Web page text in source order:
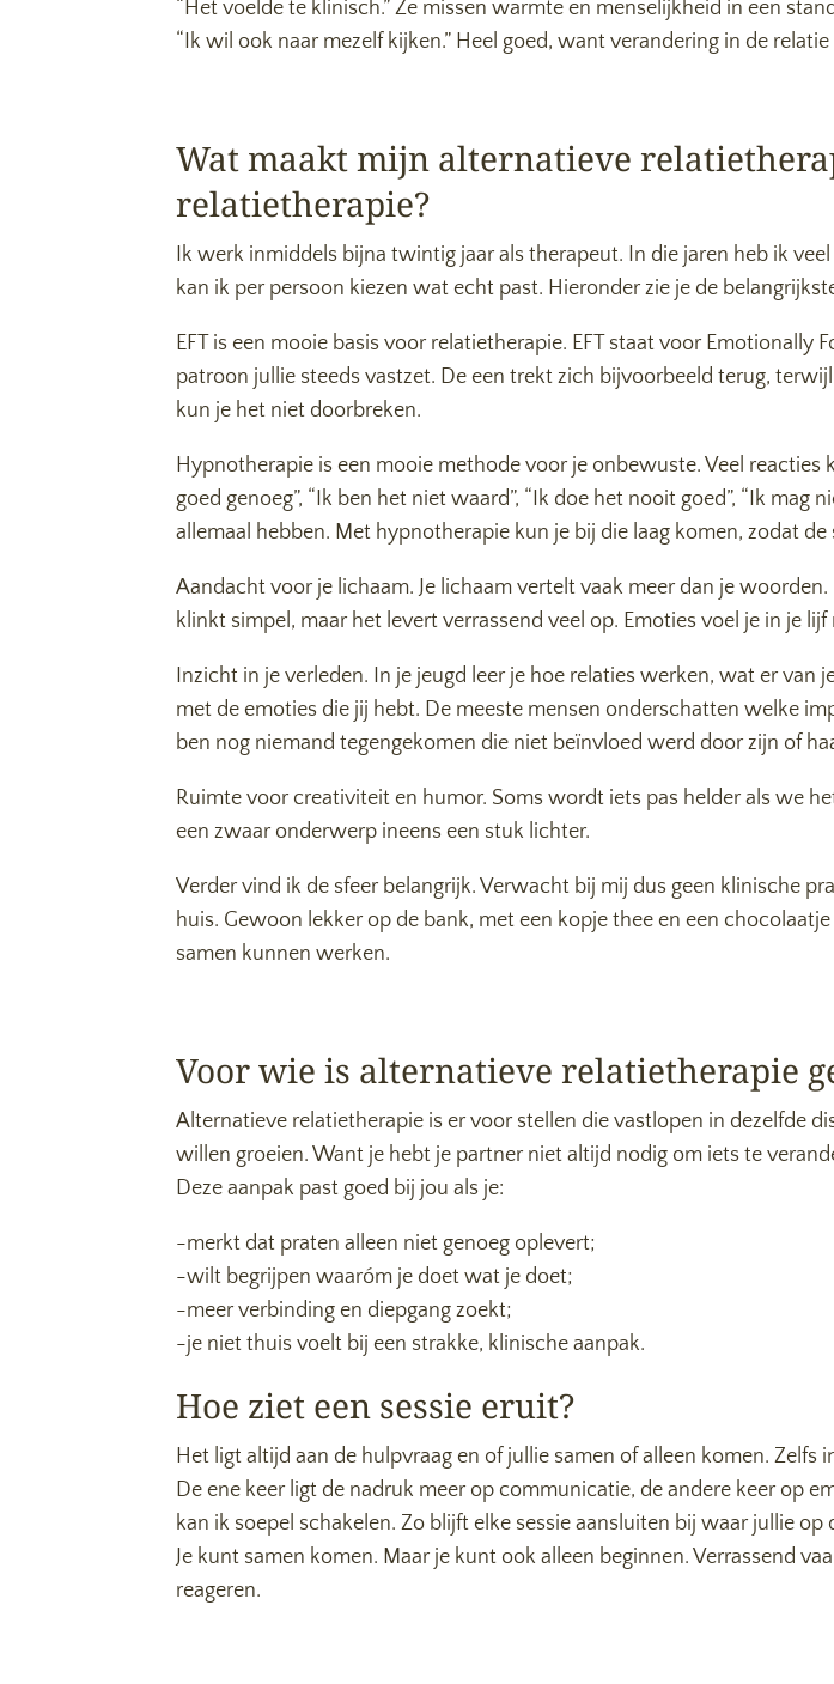
“Het voelde te klinisch.” Ze missen warmte en menselijkheid in een
“Ik wil ook naar mezelf kijken.” Heel goed, want verandering in de
Wat maakt mijn alternatieve
relatietherapie?
Ik werk inmiddels bijna twintig jaar als therapeut. In die jaren heb ik
kan ik per persoon kiezen wat echt past. Hieronder zie je de
EFT is een mooie basis voor relatietherapie. EFT staat voor
patroon jullie steeds vastzet. De een trekt zich bijvoorbeeld terug,
kun je het niet doorbreken.
Hypnotherapie is een mooie methode voor je onbewuste. Veel
goed genoeg”, “Ik ben het niet waard”, “Ik doe het nooit goed”, “Ik
allemaal hebben. Met hypnotherapie kun je bij die laag komen, zodat de
Aandacht voor je lichaam. Je lichaam vertelt vaak meer dan je
klinkt simpel, maar het levert verrassend veel op. Emoties voel je in je
Inzicht in je verleden. In je jeugd leer je hoe relaties werken, wat er
met de emoties die jij hebt. De meeste mensen onderschatten welke
ben nog niemand tegengekomen die niet beïnvloed werd door zijn of
Ruimte voor creativiteit en humor. Soms wordt iets pas helder als we
een zwaar onderwerp ineens een stuk lichter.
Verder vind ik de sfeer belangrijk. Verwacht bij mij dus geen klinische
huis. Gewoon lekker op de bank, met een kopje thee en een
samen kunnen werken.
Voor wie is alternatieve relatietherapie
Alternatieve relatietherapie is er voor stellen die vastlopen in dezelfde
willen groeien. Want je hebt je partner niet altijd nodig om iets te
Deze aanpak past goed bij jou als je:
-merkt dat praten alleen niet genoeg oplevert;
-wilt begrijpen waaróm je doet wat je doet;
-meer verbinding en diepgang zoekt;
-je niet thuis voelt bij een strakke, klinische aanpak.
Hoe ziet een sessie eruit?
Het ligt altijd aan de hulpvraag en of jullie samen of alleen komen. Zelfs
De ene keer ligt de nadruk meer op communicatie, de andere keer op
kan ik soepel schakelen. Zo blijft elke sessie aansluiten bij waar jullie op
Je kunt samen komen. Maar je kunt ook alleen beginnen. Verrassend
reageren.